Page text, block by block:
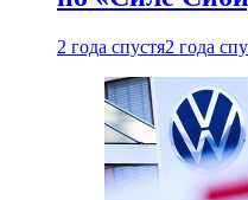
2 года спустя2 года